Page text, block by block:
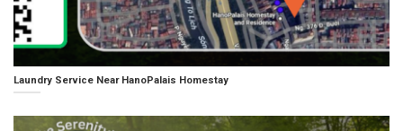
Laundry Service Near HanoPalais Homestay